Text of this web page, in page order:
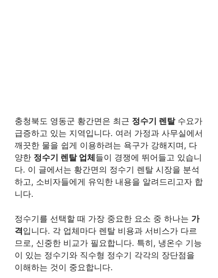
충청북도 영동군 황간면은 최근 정수기 렌탈수요가
급증하고 있는 지역입니다. 여러 가정과 사무실에서
깨끗한 물을 쉽게 이용하려는 욕구가 강해지며, 다
양한 정수기 렌탈 업체 들이 경쟁에 뛰어들고 있습니
다. 이 글에서는 황간면의 정수기 렌탈 시장을 분석
하고, 소비자들에게 유익한 내용을 알려드리고자 합
니다.
정수기를 선택할 때 가장 중요한 요소 중 하나는 가
격입니다. 각 업체마다 렌탈 비용과 서비스가 다르
므로, 신중한 비교가 필요합니다. 특히, 냉온수 기능
이 있는 정수기와 직수형 정수기 각각의 장단점을
이해하는 것이 중요합니다.